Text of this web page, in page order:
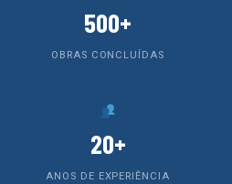
500+
OBRAS CONCLUÍDAS
20+
ANOS DE EXPERIÊNCIA